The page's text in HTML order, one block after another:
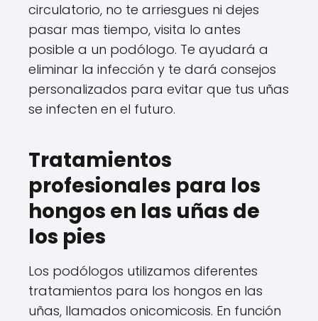
circulatorio, no te arriesgues ni dejes
pasar mas tiempo, visita lo antes
posible a un podólogo. Te ayudará a
eliminar la infección y te dará consejos
personalizados para evitar que tus uñas
se infecten en el futuro.
Tratamientos
profesionales para los
hongos en las uñas de
los pies
Los podólogos utilizamos diferentes
tratamientos para los hongos en las
uñas, llamados onicomicosis. En función